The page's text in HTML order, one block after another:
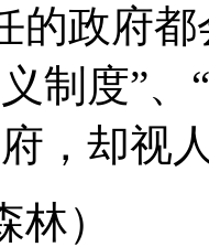
的政府
制度”
，却视
）